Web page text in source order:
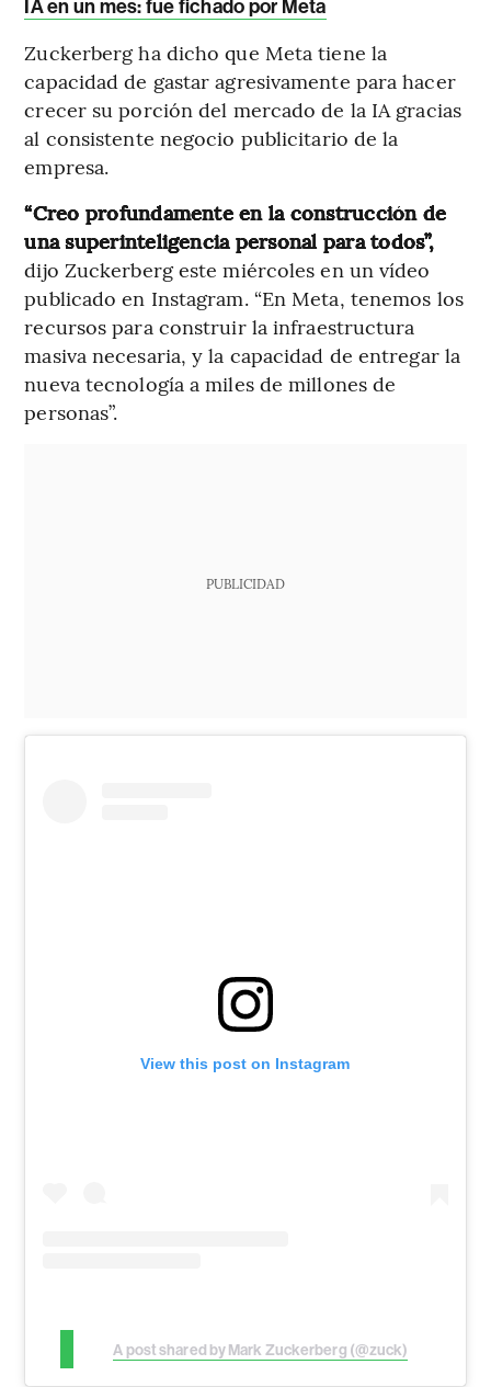
IA en un mes: fue fichado por Meta
Zuckerberg ha dicho que Meta tiene la
capacidad de gastar agresivamente para hacer
crecer su porción del mercado de la IA gracias
al consistente negocio publicitario de la
empresa.
“Creo profundamente en la construcción de
una superinteligencia personal para todos”,
dijo Zuckerberg este miércoles en un vídeo
publicado en Instagram. “En Meta, tenemos los
recursos para construir la infraestructura
masiva necesaria, y la capacidad de entregar la
nueva tecnología a miles de millones de
personas”.
PUBLICIDAD
View this post on Instagram
A post shared by Mark Zuckerberg (@zuck)